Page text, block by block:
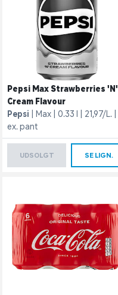
Pepsi Max Strawberries 'N'
Cream Flavour
Pepsi
Max 0.33 l
21,97/L.
ex. pant
UDSOLGT SE LIGN.